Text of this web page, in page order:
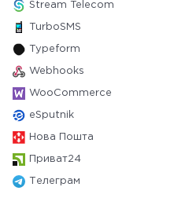
Stream Telecom
TurboSMS
Typeform
Webhooks
WooCommerce
eSputnik
Нова Пошта
Приват24
Телеграм